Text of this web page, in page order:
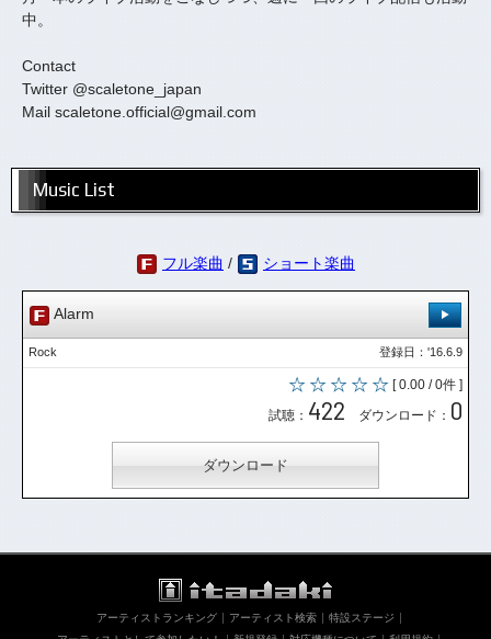
中。
Contact
Twitter @scaletone_japan
Mail scaletone.official@gmail.com
Music List
フル楽曲 / ショート楽曲
Alarm
登録日：'16.6.9
Rock
[ 0.00 / 0件 ]
試聴： 422 ダウンロード： 0
ダウンロード
アーティストランキング アーティスト検索
特設ステージ